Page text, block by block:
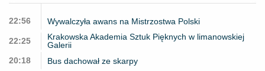
22:56 Wywalczyła awans na Mistrzostwa Polski
22:25
Krakowska Akademia Sztuk Pięknych w limanowskiej
Galerii
20:18
Bus dachował ze skarpy